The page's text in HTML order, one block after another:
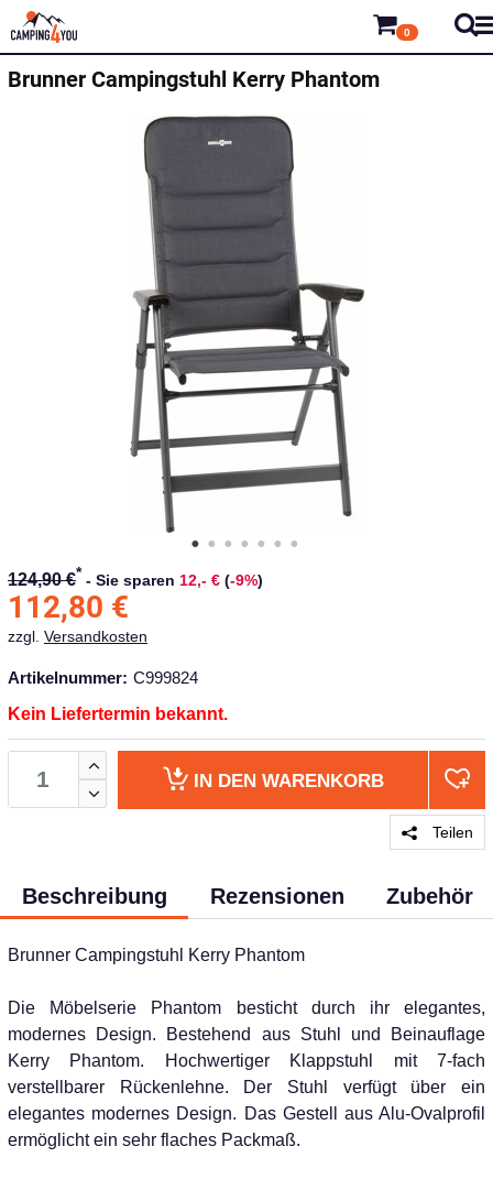
0
Brunner Campingstuhl Kerry Phantom
124,90 €* - Sie sparen 12,- € (-9%)
112,80 €
zzgl. Versandkosten
Artikelnummer: C999824
Kein Liefertermin bekannt.
IN DEN WARENKORB
Teilen
Beschreibung Rezensionen Zubehör
Brunner Campingstuhl Kerry Phantom
Die Möbelserie Phantom besticht durch ihr elegantes,
modernes Design. Bestehend aus Stuhl und Beinauflage
Kerry Phantom.
Hochwertiger Klappstuhl mit 7-fach
verstellbarer Rückenlehne. Der Stuhl verfügt über ein
elegantes modernes Design. Das Gestell aus Alu-Ovalprofil
ermöglicht ein sehr flaches Packmaß.